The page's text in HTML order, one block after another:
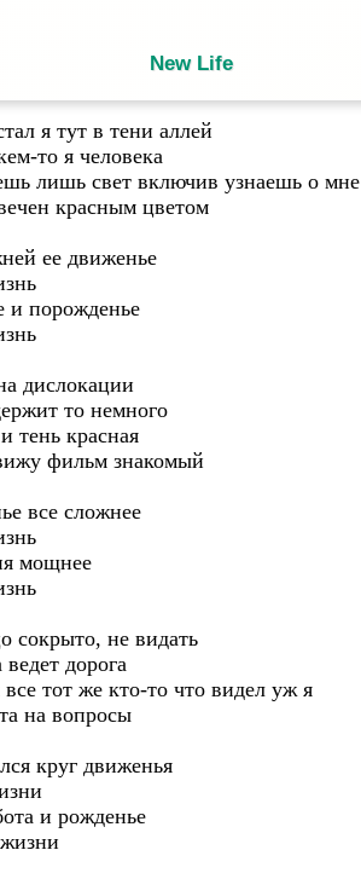
New Life
я тут в тени аллей
то я человека
лишь свет включив узнаешь о мне
красным цветом
ее движенье
и порожденье
дислокации
то немного
тень красная
фильм знакомый
все сложнее
мощнее
сокрыто, не видать
дорога
тот же кто-то что видел уж я
на вопросы
круг движенья
и рожденье